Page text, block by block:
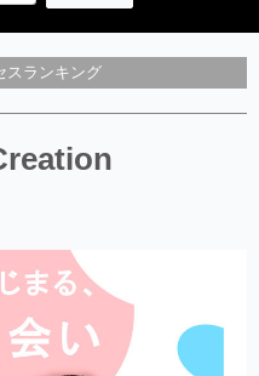
スランキング